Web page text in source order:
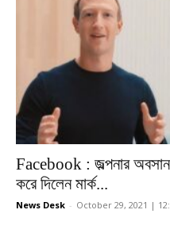
Facebook : জল্পনার
করে দিলেন মার্ক...
News Desk - October 29, 2021 |